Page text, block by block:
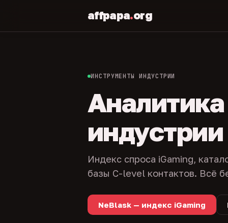
affpapa.org
ИНСТРУМЕНТЫ ИНДУСТРИИ
индустрии
Индекс спроса iGaming,
базы C-level контактов. Всё
NeBlask — индекс iGaming